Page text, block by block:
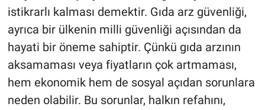
istikrarlı kalması demektir. Gıda arz güvenliği,
ayrıca bir ülkenin milli güvenliği açısından da
hayati bir öneme sahiptir. Çünkü gıda arzının
aksamaması veya fiyatların çok artmaması,
hem ekonomik hem de sosyal açıdan sorunlara
neden olabilir. Bu sorunlar, halkın refahını,